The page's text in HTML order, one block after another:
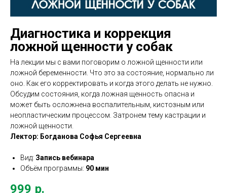
Диагностика и коррекция
ложной щенности у собак
На лекции мы с вами поговорим о ложной щенности или
ложной беременности. Что это за состояние, нормально ли
оно. Как его корректировать и когда этого делать не нужно.
Обсудим состояния, когда ложная щенность опасна и
может быть осложнена воспалительным, кистозным или
неопластическим процессом. Затронем тему кастрации и
ложной щенности.
Лектор: Богданова Софья Сергеевна
Вид: Запись вебинара
Объём программы: 90 мин
999 р.